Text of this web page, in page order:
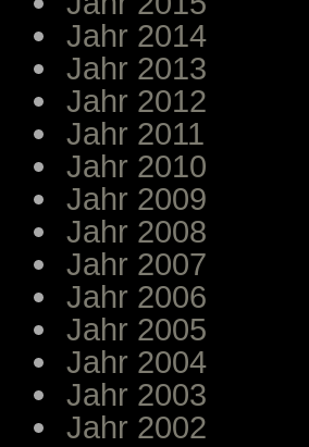
Jahr 2014
Jahr 2013
Jahr 2012
Jahr 2011
Jahr 2010
Jahr 2009
Jahr 2008
Jahr 2007
Jahr 2006
Jahr 2005
Jahr 2004
Jahr 2003
Jahr 2002